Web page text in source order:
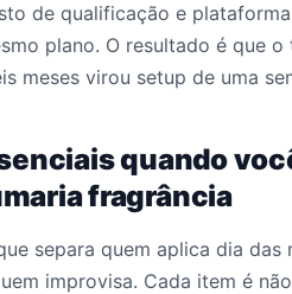
de qualificação e
plano. O resultado é que
meses virou setup de uma
quando
fragrância
separa quem aplica dia
improvisa. Cada item é